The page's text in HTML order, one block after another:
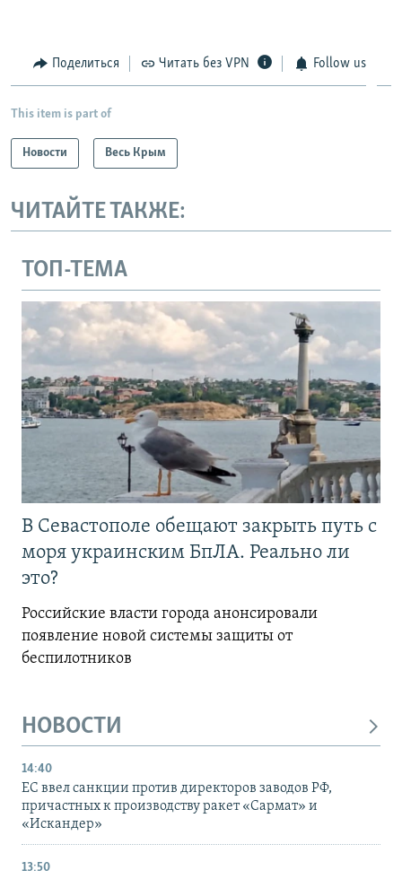
Поделиться Читать без VPN Follow us
This item is part of
Новости Весь Крым
ЧИТАЙТЕ ТАКЖЕ:
ТОП-ТЕМА
В Севастополе обещают закрыть путь с
моря украинским БпЛА. Реально ли
это?
Российские власти города анонсировали
появление новой системы защиты от
беспилотников
НОВОСТИ
14:40
ЕС ввел санкции против директоров заводов РФ,
причастных к производству ракет «Сармат» и
«Искандер»
13:50